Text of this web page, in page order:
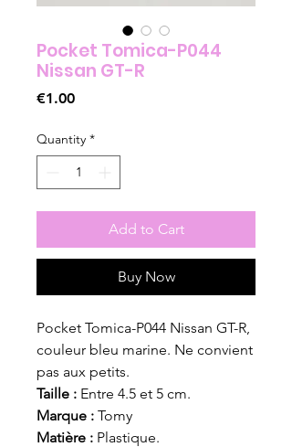
Pocket Tomica-P044
Nissan GT-R
€1.00Price
Quantity *
Add to Cart
Buy Now
Pocket Tomica-P044 Nissan GT-R,
couleur bleu marine. Ne convient
pas aux petits.
Taille : Entre 4.5 et 5 cm.
Marque : Tomy
Matière : Plastique.